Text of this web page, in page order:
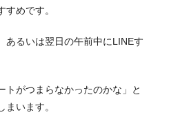
めです。
あるいは翌日の午前中にLINEす
トがつまらなかったのかな」と
います。